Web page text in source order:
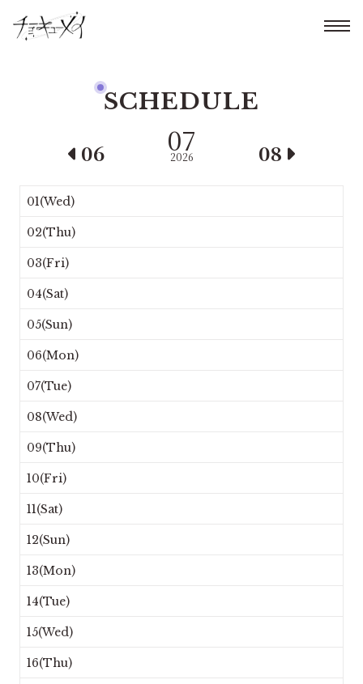
SCHEDULE
07
2026
06 08
01(Wed)
02(Thu)
03(Fri)
04(Sat)
05(Sun)
06(Mon)
07(Tue)
08(Wed)
09(Thu)
10(Fri)
11(Sat)
12(Sun)
13(Mon)
14(Tue)
15(Wed)
16(Thu)